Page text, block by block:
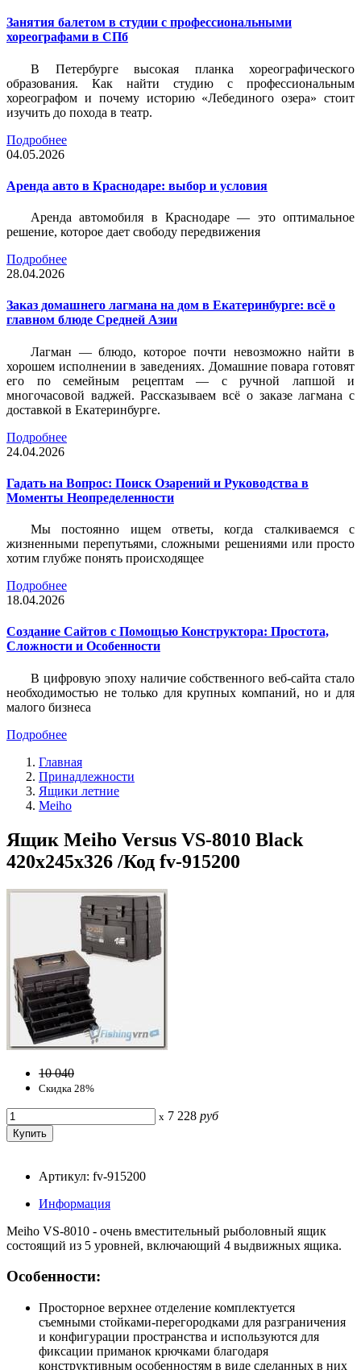
Занятия балетом в студии с профессиональными
хореографами в СПб
В Петербурге высокая планка хореографического
образования. Как найти студию с профессиональным
хореографом и почему историю «Лебединого озера» стоит
изучить до похода в театр.
Подробнее
04.05.2026
Аренда авто в Краснодаре: выбор и условия
Аренда автомобиля в Краснодаре — это оптимальное
решение, которое дает свободу передвижения
Подробнее
28.04.2026
Заказ домашнего лагмана на дом в Екатеринбурге: всё о
главном блюде Средней Азии
Лагман — блюдо, которое почти невозможно найти в
хорошем исполнении в заведениях. Домашние повара готовят
его по семейным рецептам — с ручной лапшой и
многочасовой ваджей. Рассказываем всё о заказе лагмана с
доставкой в Екатеринбурге.
Подробнее
24.04.2026
Гадать на Вопрос: Поиск Озарений и Руководства в
Моменты Неопределенности
Мы постоянно ищем ответы, когда сталкиваемся с
жизненными перепутьями, сложными решениями или просто
хотим глубже понять происходящее
Подробнее
18.04.2026
Создание Сайтов с Помощью Конструктора: Простота,
Сложности и Особенности
В цифровую эпоху наличие собственного веб-сайта стало
необходимостью не только для крупных компаний, но и для
малого бизнеса
Подробнее
Главная
Принадлежности
Ящики летние
Meiho
Ящик Meiho Versus VS-8010 Black
420x245x326 /Код fv-915200
10 040
Скидка 28%
x 7 228 руб
Артикул: fv-915200
Информация
Meiho VS-8010 - очень вместительный рыболовный ящик
состоящий из 5 уровней, включающий 4 выдвижных ящика.
Особенности:
Просторное верхнее отделение комплектуется
съемными стойками-перегородками для разграничения
и конфигурации пространства и используются для
фиксации приманок крючками благодаря
конструктивным особенностям в виде сделанных в них